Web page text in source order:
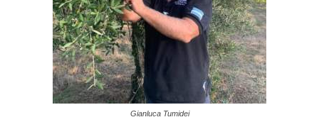
Gianluca Tumidei